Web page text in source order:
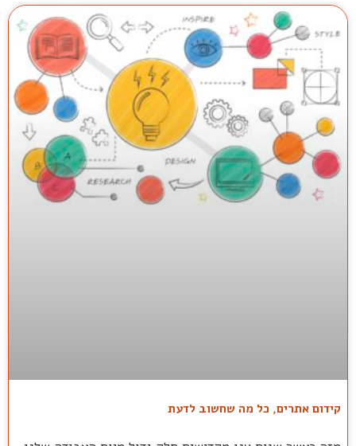
קידום אתרים, כל מה שחשוב לדעת